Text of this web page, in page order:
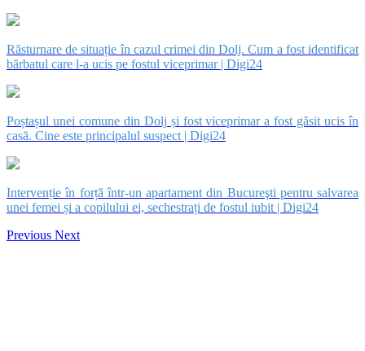
Răsturnare de situație în cazul crimei din Dolj. Cum a fost identificat
bărbatul care l-a ucis pe fostul viceprimar | Digi24
Poștașul unei comune din Dolj și fost viceprimar a fost găsit ucis în
casă. Cine este principalul suspect | Digi24
Intervenție în forță într-un apartament din Bucureşti pentru salvarea
unei femei și a copilului ei, sechestrați de fostul iubit | Digi24
Previous Next